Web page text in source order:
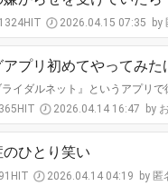
1324HIT 2026.04.15 07:35
プリ初めてやってみた
イダルネット』というアプリ
365HIT 2026.04.14 16:47
ひとり笑い
2026.04.14 04:19 匿